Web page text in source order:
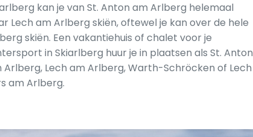
kan je van St. Anton am Arlberg helemaal
Lech am Arlberg skiën, oftewel je kan over de hele
skiën. Een vakantiehuis of chalet voor je
in Skiarlberg huur je in plaatsen als St. Anton
Arlberg, Lech am Arlberg, Warth-Schröcken of Lech
am Arlberg.